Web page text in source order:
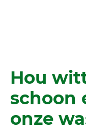
Hou
schoon
onze